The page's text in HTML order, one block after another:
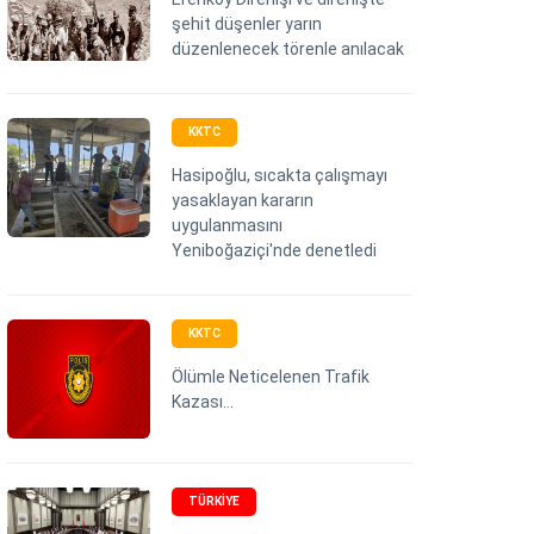
şehit düşenler yarın
düzenlenecek törenle anılacak
KKTC
Hasipoğlu, sıcakta çalışmayı
yasaklayan kararın
uygulanmasını
Yeniboğaziçi'nde denetledi
KKTC
Ölümle Neticelenen Trafik
Kazası…
TÜRKIYE